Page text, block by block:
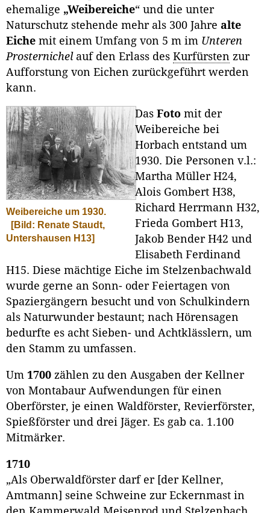
ehemalige „Weibereiche“ und die unter
Naturschutz stehende mehr als 300 Jahre alte
Eiche mit einem Umfang von 5 m im Unteren
Prosternichel auf den Erlass des Kurfürsten zur
Aufforstung von Eichen zurückgeführt werden
kann.
Weibereiche um 1930.
[Bild: Renate Staudt,
Untershausen H13]
Das Foto mit der
Weibereiche bei
Horbach entstand um
1930. Die Personen v.l.:
Martha Müller H24,
Alois Gombert H38,
Richard Herrmann H32,
Frieda Gombert H13,
Jakob Bender H42 und
Elisabeth Ferdinand
H15. Diese mächtige Eiche im Stelzenbachwald
wurde gerne an Sonn- oder Feiertagen von
Spaziergängern besucht und von Schulkindern
als Naturwunder bestaunt; nach Hörensagen
bedurfte es acht Sieben- und Achtklässlern, um
den Stamm zu umfassen.
Um 1700 zählen zu den Ausgaben der Kellner
von Montabaur Aufwendungen für einen
Oberförster, je einen Waldförster, Revierförster,
Spießförster und drei Jäger. Es gab ca. 1.100
Mitmärker.
1710
„Als Oberwaldförster darf er [der Kellner,
Amtmann] seine Schweine zur Eckernmast in